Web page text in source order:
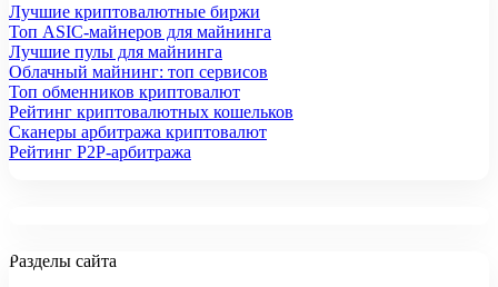
Лучшие криптовалютные биржи
Топ ASIC-майнеров для майнинга
Лучшие пулы для майнинга
Облачный майнинг: топ сервисов
Топ обменников криптовалют
Рейтинг криптовалютных кошельков
Сканеры арбитража криптовалют
Рейтинг P2P-арбитража
Разделы сайта